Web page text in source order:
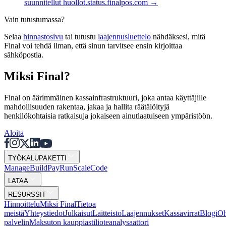
suunnitellut huollot.status.finalpos.com →
Vain tutustumassa?
Selaa hinnastosivu tai tutustu laajennusluettelo nähdäksesi, mitä
Final voi tehdä ilman, että sinun tarvitsee ensin kirjoittaa
sähköpostia.
Miksi Final?
Final on äärimmäinen kassainfrastruktuuri, joka antaa käyttäjille
mahdollisuuden rakentaa, jakaa ja hallita räätälöityjä
henkilökohtaisia ratkaisuja jokaiseen ainutlaatuiseen ympäristöön.
Aloita
TYÖKALUPAKETTI
ManageBuildPayRunScaleCode
LATAA
RESURSSIT
HinnoitteluMiksi FinalTietoa
meistäYhteystiedotJulkaisutLaitteistoLaajennuksetKassavirratBlogi
palvelinMaksuton kauppiastilioteanalysaattori